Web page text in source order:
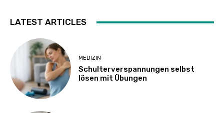
LATEST ARTICLES
MEDIZIN
Schulterverspannungen selbst
lösen mit Übungen